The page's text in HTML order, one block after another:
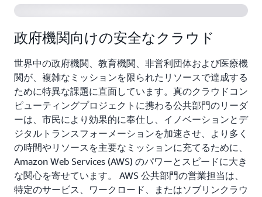
政府機関向けの安全なクラウド
世界中の政府機関、教育機関、非営利団体および医療機
関が、複雑なミッションを限られたリソースで達成する
ために特異な課題に直面しています。真のクラウドコン
ピューティングプロジェクトに携わる公共部門のリーダ
ーは、市民により効果的に奉仕し、イノベーションとデ
ジタルトランスフォーメーションを加速させ、より多く
の時間やリソースを主要なミッションに充てるために、
Amazon Web Services (AWS) のパワーとスピードに大き
な関心を寄せています。 AWS 公共部門の営業担当は、
特定のサービス、ワークロード、またはソブリンクラウ